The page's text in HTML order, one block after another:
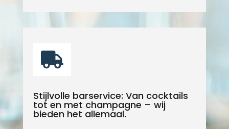

Stijlvolle barservice: Van cocktails
tot en met champagne – wij
bieden het allemaal.